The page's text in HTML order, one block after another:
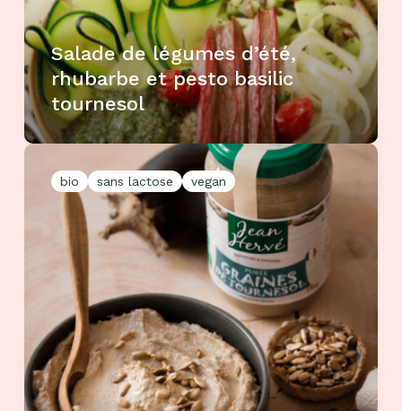
Salade de légumes d’été,
rhubarbe et pesto basilic
tournesol
bio sans lactose vegan